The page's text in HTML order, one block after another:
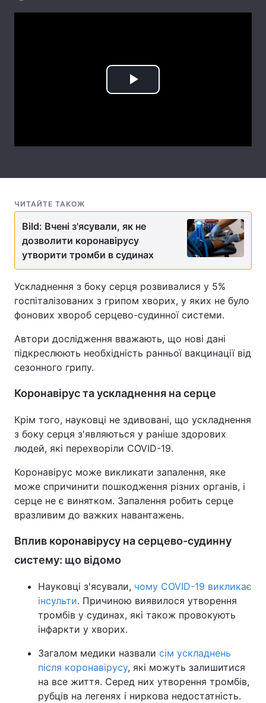
Архів Вакансії
Play
ЧИТАЙТЕ ТАКОЖ
Bild: Вчені з'ясували, як не
дозволити коронавірусу
утворити тромби в судинах
Ускладнення з боку серця розвивалися у 5%
госпіталізованих з грипом хворих, у яких не було
фонових хвороб серцево-судинної системи.
Автори дослідження вважають, що нові дані
підкреслюють необхідність ранньої вакцинації від
сезонного грипу.
Коронавірус та ускладнення на серце
Крім того, науковці не здивовані, що ускладнення
з боку серця з'являються у раніше здорових
людей, які перехворіли COVID-19.
Коронавірус може викликати запалення, яке
може спричинити пошкодження різних органів, і
серце не є винятком. Запалення робить серце
вразливим до важких навантажень.
Вплив коронавірусу на серцево-судинну
систему: що відомо
Науковці з'ясували, чому COVID-19 викликає
інсульти. Причиною виявилося утворення
тромбів у судинах, які також провокують
інфаркти у хворих.
Загалом медики назвали сім ускладнень
після коронавірусу, які можуть залишитися
на все життя. Серед них утворення тромбів,
рубців на легенях і ниркова недостатність.